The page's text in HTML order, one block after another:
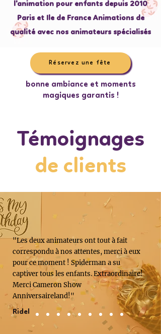
l'animation pour enfants depuis 2010
Paris et Ile de France Animations de
qualité avec nos animateurs spécialisés
Réservez une fête
bonne ambiance et moments
magiques garantis !
Témoignages
de clients
"Les deux animateurs ont tout à fait
correspondu à nos attentes, merci à eux
pour ce moment ! Spiderman a su
captiver tous les enfants. Extraordinaire!
Merci Cameron Show
Anniversaireland!"
Ridel